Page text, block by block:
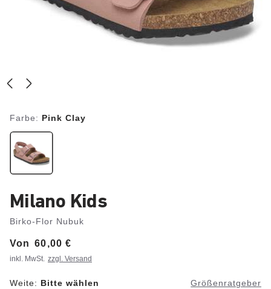
Farbe: Pink Clay
Milano Kids
Birko-Flor Nubuk
Von
Price:60,00 €
inkl. MwSt. zzgl. Versand
Weite: Bitte wählen Größenratgeber